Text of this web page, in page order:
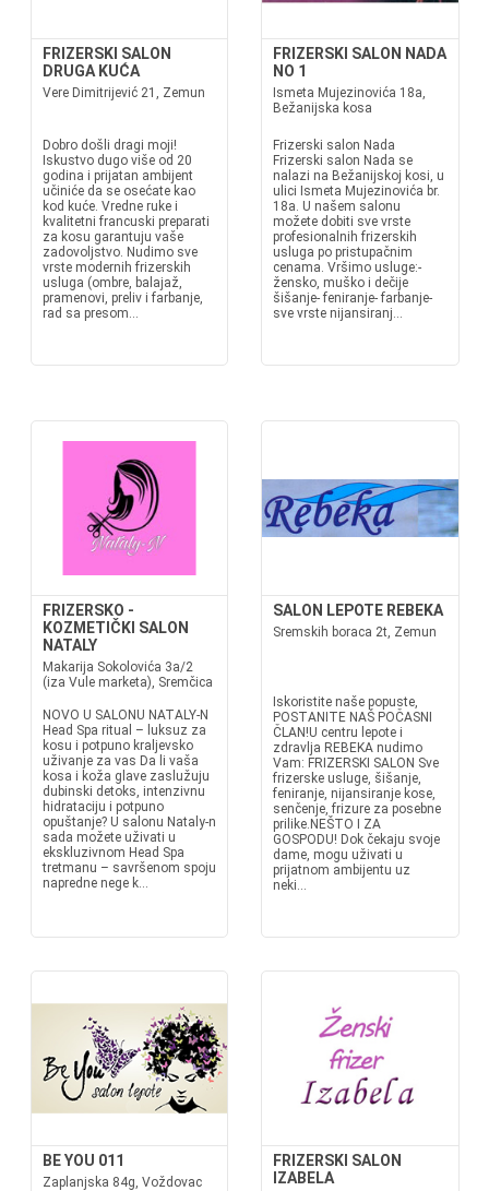
FRIZERSKI SALON
DRUGA KUĆA
Vere Dimitrijević 21, Zemun
Dobro došli dragi moji!
Iskustvo dugo više od 20
godina i prijatan ambijent
učiniće da se osećate kao
kod kuće. Vredne ruke i
kvalitetni francuski preparati
za kosu garantuju vaše
zadovoljstvo. Nudimo sve
vrste modernih frizerskih
usluga (ombre, balajaž,
pramenovi, preliv i farbanje,
rad sa presom...
FRIZERSKI SALON NADA
NO 1
Ismeta Mujezinovića 18a,
Bežanijska kosa
Frizerski salon Nada
Frizerski salon Nada se
nalazi na Bežanijskoj kosi, u
ulici Ismeta Mujezinovića br.
18a. U našem salonu
možete dobiti sve vrste
profesionalnih frizerskih
usluga po pristupačnim
cenama. Vršimo usluge:-
žensko, muško i dečije
šišanje- feniranje- farbanje-
sve vrste nijansiranj...
FRIZERSKO -
KOZMETIČKI SALON
NATALY
Makarija Sokolovića 3a/2
(iza Vule marketa), Sremčica
NOVO U SALONU NATALY-N
Head Spa ritual – luksuz za
kosu i potpuno kraljevsko
uživanje za vas Da li vaša
kosa i koža glave zaslužuju
dubinski detoks, intenzivnu
hidrataciju i potpuno
opuštanje? U salonu Nataly-n
sada možete uživati u
ekskluzivnom Head Spa
tretmanu – savršenom spoju
napredne nege k...
SALON LEPOTE REBEKA
Sremskih boraca 2t, Zemun
Iskoristite naše popuste,
POSTANITE NAŠ POČASNI
ČLAN!U centru lepote i
zdravlja REBEKA nudimo
Vam: FRIZERSKI SALON Sve
frizerske usluge, šišanje,
feniranje, nijansiranje kose,
senčenje, frizure za posebne
prilike.NEŠTO I ZA
GOSPODU! Dok čekaju svoje
dame, mogu uživati u
prijatnom ambijentu uz
neki...
BE YOU 011
Zaplanjska 84g, Voždovac
FRIZERSKI SALON
IZABELA